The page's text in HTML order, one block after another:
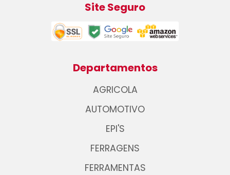
Site Seguro
Departamentos
AGRICOLA
AUTOMOTIVO
EPI'S
FERRAGENS
FERRAMENTAS